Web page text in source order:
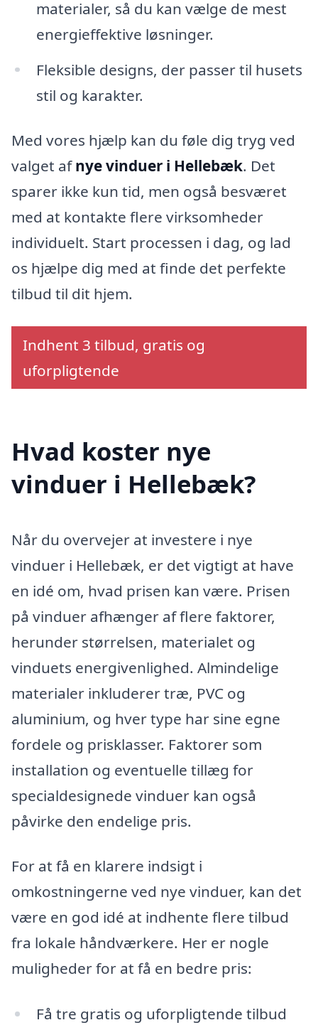
materialer, så du kan vælge de mest
energieffektive løsninger.
Fleksible designs, der passer til husets
stil og karakter.
Med vores hjælp kan du føle dig tryg ved
valget afnye vinduer i Hellebæk. Det
sparer ikke kun tid, men også besværet
med at kontakte flere virksomheder
individuelt. Start processen i dag, og lad
os hjælpe dig med at finde det perfekte
tilbud til dit hjem.
Indhent 3 tilbud, gratis og
uforpligtende
Hvad koster nye
vinduer i Hellebæk?
Når du overvejer at investere i nye
vinduer i Hellebæk, er det vigtigt at have
en idé om, hvad prisen kan være. Prisen
på vinduer afhænger af flere faktorer,
herunder størrelsen, materialet og
vinduets energivenlighed. Almindelige
materialer inkluderer træ, PVC og
aluminium, og hver type har sine egne
fordele og prisklasser. Faktorer som
installation og eventuelle tillæg for
specialdesignede vinduer kan også
påvirke den endelige pris.
For at få en klarere indsigt i
omkostningerne ved nye vinduer, kan det
være en god idé at indhente flere tilbud
fra lokale håndværkere. Her er nogle
muligheder for at få en bedre pris:
Få tre gratis og uforpligtende tilbud